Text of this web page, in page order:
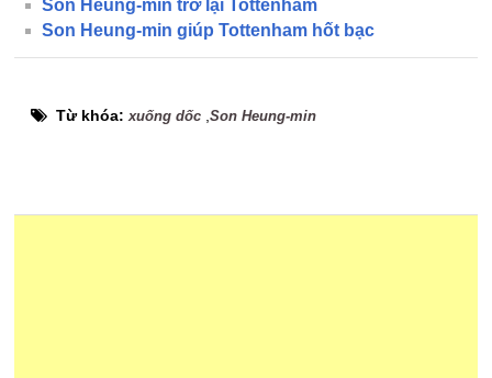
Son Heung-min trở lại Tottenham
Son Heung-min giúp Tottenham hốt bạc
Từ khóa:xuống dốc ,Son Heung-min